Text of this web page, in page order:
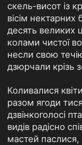
скель-висот із
вісім нектарних
десять великих
колами чистої
несли свою
дзюрчали крізь
Коливалися
разом ягоди
дзвінкоголосі
видів радісно
мастей